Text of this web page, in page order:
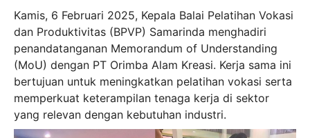
Kamis, 6 Februari 2025, Kepala Balai Pelatihan Vokasi
dan Produktivitas (BPVP) Samarinda menghadiri
penandatanganan Memorandum of Understanding
(MoU) dengan PT Orimba Alam Kreasi. Kerja sama ini
bertujuan untuk meningkatkan pelatihan vokasi serta
memperkuat keterampilan tenaga kerja di sektor
yang relevan dengan kebutuhan industri.